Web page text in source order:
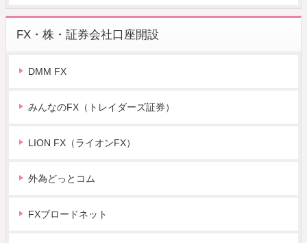
FX・株・証券会社口座開設
DMM FX
みんなのFX（トレイダーズ証券）
LION FX（ライオンFX）
外為どっとコム
FXブロードネット